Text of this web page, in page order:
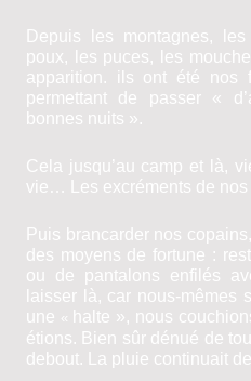
Depuis les montagnes,
poux, les puces, les
apparition. ils ont été nos
permettant de passer «
bonnes nuits ».
Cela jusqu’au camp et là,
vie… Les excréments de nos
Puis brancarder nos
des moyens de fortune :
ou de pantalons enfilés
laisser là, car nous-mêmes
une
halte », nous
étions. Bien sûr dénué de
debout. La pluie continuait